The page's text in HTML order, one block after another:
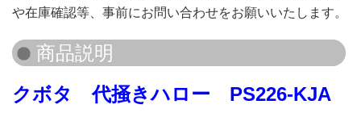
や在庫確認等、事前にお問い合わせをお願いいたします。
クボタ 代掻きハロー PS226-KJA